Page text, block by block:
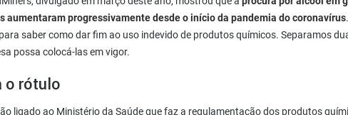
aumentaram progressivamente desde o início da pandemia do coronavírus
saber como dar fim ao uso indevido de produtos químicos. Separamos
possa colocá-las em vigor.
o rótulo
ligado ao Ministério da Saúde que faz a regulamentação dos produtos